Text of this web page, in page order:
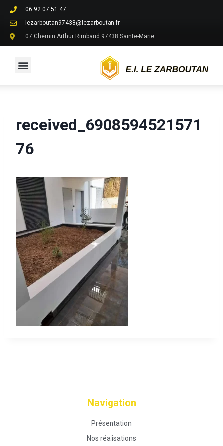
06 92 07 51 47
lezarboutan97438@lezarboutan.fr
07 Chemin Arthur Rimbaud 97438 Sainte-Marie
received_6908594521571
76
Navigation
Présentation
Nos réalisations